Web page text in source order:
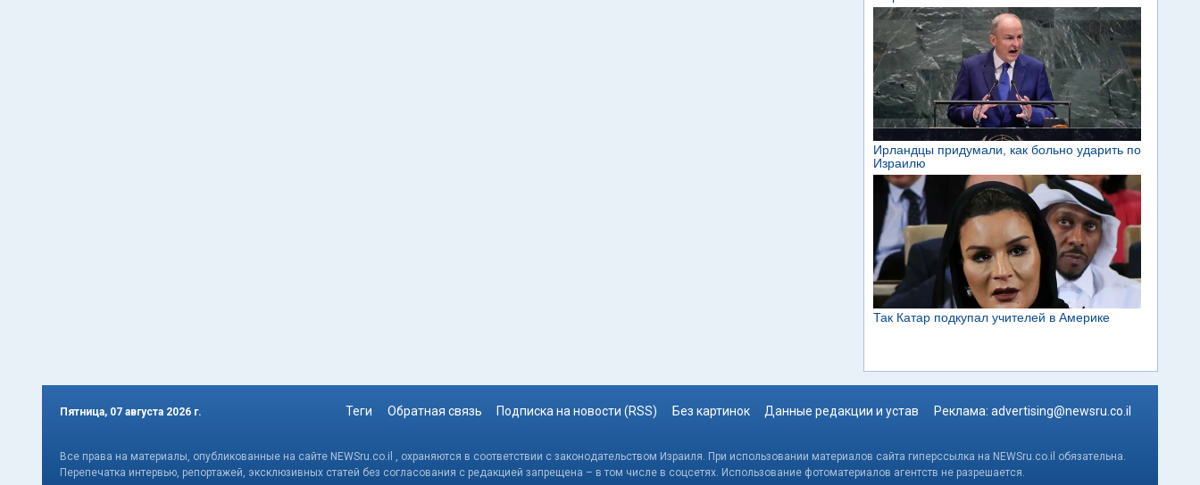
Пятница, 07 августа 2026 г. Теги Обратная связь Подписка на новости (RSS) Без картинок Данные редакции и устав Реклама: advertising@newsru.co.il
Все права на материалы, опубликованные на сайте NEWSru.co.il , охраняются в соответствии с законодательством Израиля. При использовании материалов сайта гиперссылка на NEWSru.co.il обязательна.
Перепечатка интервью, репортажей, эксклюзивных статей без согласования с редакцией запрещена – в том числе в соцсетях. Использование фотоматериалов агентств не разрешается.